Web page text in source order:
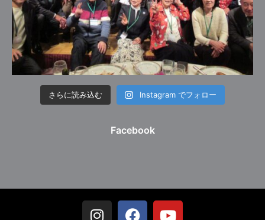
さらに読み込む Instagram でフォロー
Facebook